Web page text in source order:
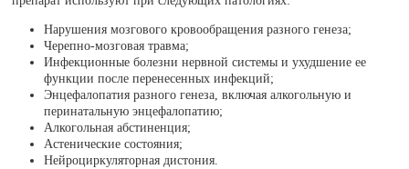
Нарушения мозгового кровообращения разного генеза;
Черепно-мозговая травма;
Инфекционные болезни нервной системы и ухудшение ее
функции после перенесенных инфекций;
Энцефалопатия разного генеза, включая алкогольную и
перинатальную энцефалопатию;
Алкогольная абстиненция;
Астенические состояния;
Нейроциркуляторная дистония.